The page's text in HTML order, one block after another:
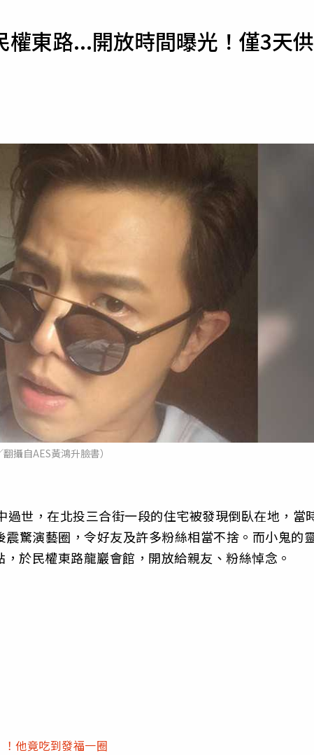
運勢
東路...開放時間曝光！僅3天供
翻攝自AES黃鴻升臉書）
世，在北投三合街一段的住宅被發現倒臥在地，當
驚演藝圈，令好友及許多粉絲相當不捨。而小鬼的
於民權東路龍巖會館，開放給親友、粉絲悼念。
他竟吃到發福一圈